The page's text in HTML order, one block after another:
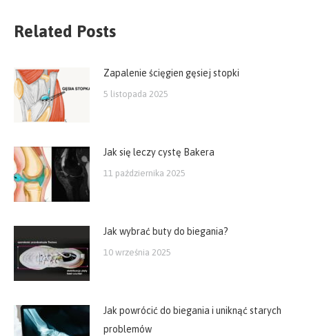
Related Posts
Zapalenie ścięgien gęsiej stopki
5 listopada 2025
Jak się leczy cystę Bakera
11 października 2025
Jak wybrać buty do biegania?
10 września 2025
Jak powrócić do biegania i uniknąć starych
problemów